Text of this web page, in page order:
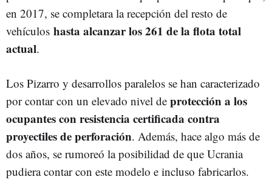
en 2017, se completara la recepción del resto de
vehículos hasta alcanzar los 261 de la flota total
actual.
Los Pizarro y desarrollos paralelos se han caracterizado
por contar con un elevado nivel de protección a los
ocupantes con resistencia certificada contra
proyectiles de perforación. Además, hace algo más de
dos años, se rumoreó la posibilidad de que Ucrania
pudiera contar con este modelo e incluso fabricarlos.